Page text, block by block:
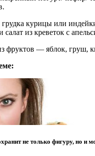
грудка курицы или
салат из креветок с
фруктов — яблок, груш,
не только фигуру, но и